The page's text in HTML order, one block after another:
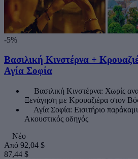
-5%
Βασιλική Κινστέρνα +
Αγία Σοφία
Βασιλική Κινστέρνα: Χωρίς
Ξενάγηση με Κρουαζιέρα στον
Αγία Σοφία: Εισιτήριο
Ακουστικός οδηγός
Νέο
Από 92,04 $
87,44 $